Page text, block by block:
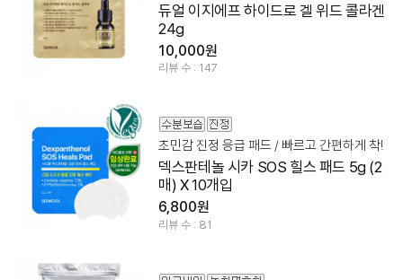
듀얼 이지에프 하이드로 겔 위드 콜라겐
24g
10,000원
리뷰 수 : 147
초민감 진정 응급 패드 / 빠르고 간편하게 착!
덱스판테놀 시카 SOS 힐스 패드 5g (2
매) X 10개입
6,800원
리뷰 수 : 81